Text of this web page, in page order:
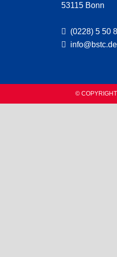
53115 Bonn
(0228) 5 50
info@bstc.de
©